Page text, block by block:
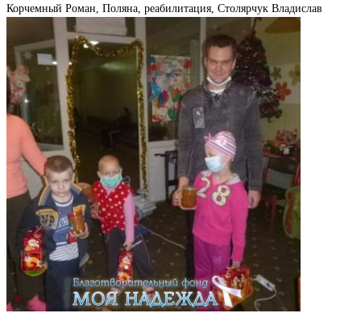
Корчемный Роман, Поляна, реабилитация, Столярчук Владислав